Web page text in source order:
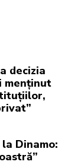
decizia
menținut
Dinamo: